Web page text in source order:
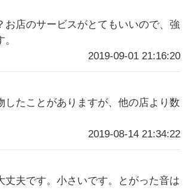
お店のサービスがとてもいいので、強
2019-09-01 21:16:20
したことがありますが、他の店より数
2019-08-14 21:34:22
丈夫です。小さいです。とがった音は